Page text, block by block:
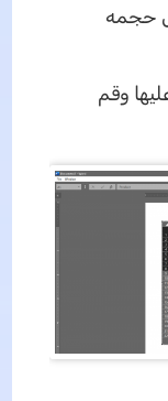
حجمه
وقم